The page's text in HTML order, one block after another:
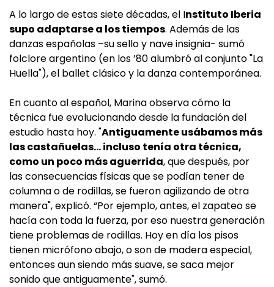
A lo largo de estas siete décadas, el Instituto Iberia
supo adaptarse a los tiempos. Además de las
danzas españolas –su sello y nave insignia- sumó
folclore argentino (en los ’80 alumbró al conjunto "La
Huella"), el ballet clásico y la danza contemporánea.
En cuanto al español, Marina observa cómo la
técnica fue evolucionando desde la fundación del
estudio hasta hoy. "Antiguamente usábamos más
las castañuelas... incluso tenía otra técnica,
como un poco más aguerrida, que después, por
las consecuencias físicas que se podían tener de
columna o de rodillas, se fueron agilizando de otra
manera", explicó. “Por ejemplo, antes, el zapateo se
hacía con toda la fuerza, por eso nuestra generación
tiene problemas de rodillas. Hoy en día los pisos
tienen micrófono abajo, o son de madera especial,
entonces aun siendo más suave, se saca mejor
sonido que antiguamente", sumó.